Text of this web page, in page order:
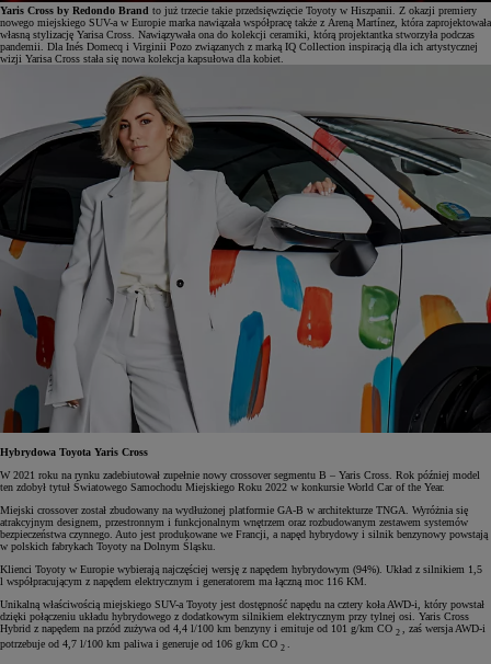
Yaris Cross by Redondo Brand to już trzecie takie przedsięwzięcie Toyoty w Hiszpanii. Z okazji premiery
nowego miejskiego SUV-a w Europie marka nawiązała współpracę także z Areną Martínez, która zaprojektowała
własną stylizację Yarisa Cross. Nawiązywała ona do kolekcji ceramiki, którą projektantka stworzyła podczas
pandemii. Dla Inés Domecq i Virginii Pozo związanych z marką IQ Collection inspiracją dla ich artystycznej
wizji Yarisa Cross stała się nowa kolekcja kapsułowa dla kobiet.
Hybrydowa Toyota Yaris Cross
W 2021 roku na rynku zadebiutował zupełnie nowy crossover segmentu B – Yaris Cross. Rok później model
ten zdobył tytuł Światowego Samochodu Miejskiego Roku 2022 w konkursie World Car of the Year.
Miejski crossover został zbudowany na wydłużonej platformie GA-B w architekturze TNGA. Wyróżnia się
atrakcyjnym designem, przestronnym i funkcjonalnym wnętrzem oraz rozbudowanym zestawem systemów
bezpieczeństwa czynnego. Auto jest produkowane we Francji, a napęd hybrydowy i silnik benzynowy powstają
w polskich fabrykach Toyoty na Dolnym Śląsku.
Klienci Toyoty w Europie wybierają najczęściej wersję z napędem hybrydowym (94%). Układ z silnikiem 1,5
l współpracującym z napędem elektrycznym i generatorem ma łączną moc 116 KM.
Unikalną właściwością miejskiego SUV-a Toyoty jest dostępność napędu na cztery koła AWD-i, który powstał
dzięki połączeniu układu hybrydowego z dodatkowym silnikiem elektrycznym przy tylnej osi. Yaris Cross
Hybrid z napędem na przód zużywa od 4,4 l/100 km benzyny i emituje od 101 g/km CO 2 , zaś wersja AWD-i
potrzebuje od 4,7 l/100 km paliwa i generuje od 106 g/km CO 2 .